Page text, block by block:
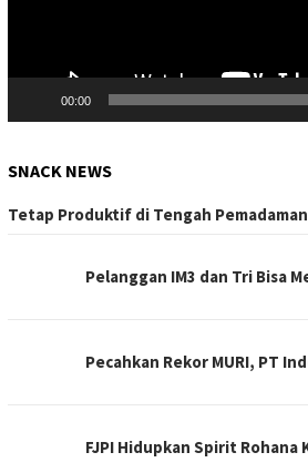
00:00
SNACK NEWS
Tetap Produktif di Tengah
Pelanggan IM3 dan Tri Bisa
Pecahkan Rekor MURI, PT
FJPI Hidupkan Spirit